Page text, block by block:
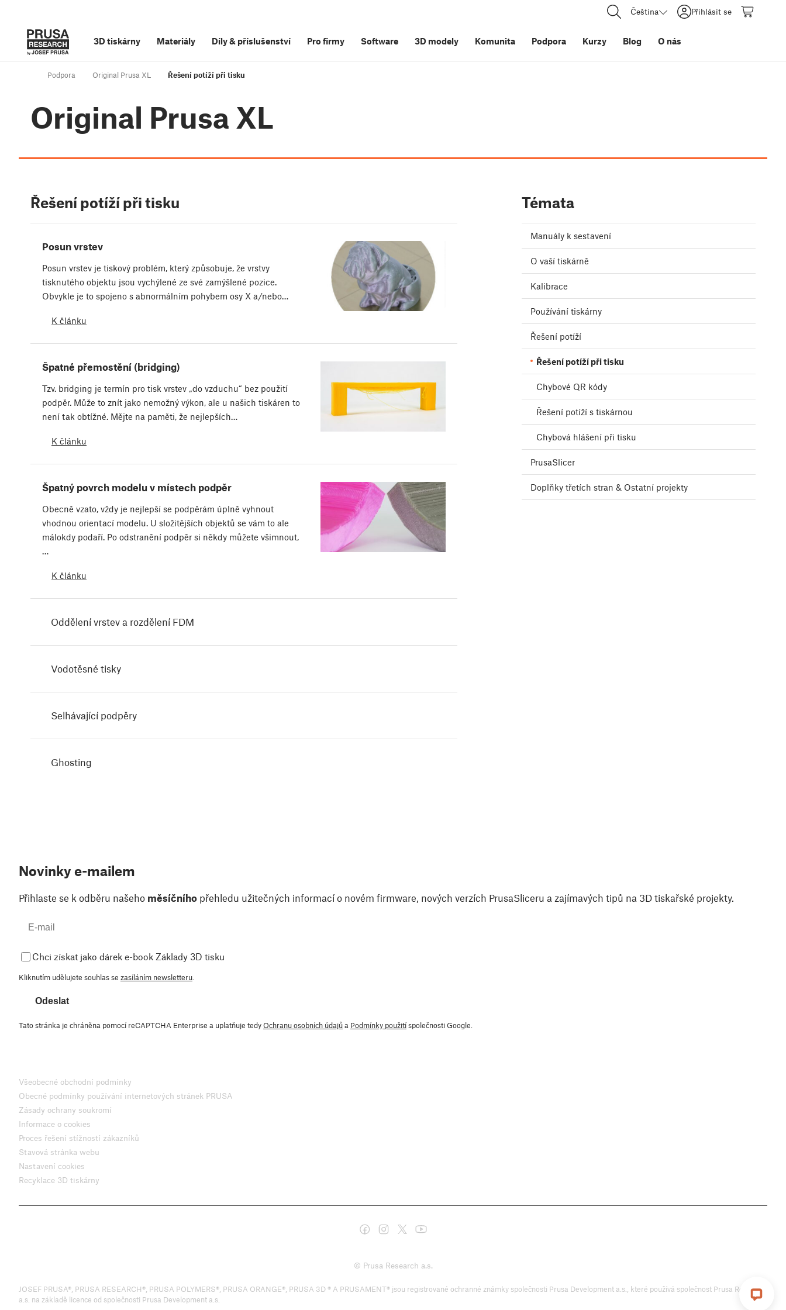
Čeština Přihlásit se
3D tiskárny Materiály Díly& příslušenství Pro firmy Software 3D modely Komunita Podpora Kurzy Blog O nás
Podpora Original Prusa XL Řešení potíží při tisku
Original Prusa XL
Řešení potíží při tisku
Posun vrstev
Posun vrstev je tiskový problém, který způsobuje, že vrstvy
tisknutého objektu jsou vychýlené ze své zamýšlené pozice.
Obvykle je to spojeno s abnormálním pohybem osy X a/nebo…
K článku
Špatné přemostění (bridging)
Tzv. bridging je termín pro tisk vrstev „do vzduchu“ bez použití
podpěr. Může to znít jako nemožný výkon, ale u našich tiskáren to
není tak obtížné. Mějte na paměti, že nejlepších…
K článku
Špatný povrch modelu v místech podpěr
Obecně vzato, vždy je nejlepší se podpěrám úplně vyhnout
vhodnou orientací modelu. U složitějších objektů se vám to ale
málokdy podaří. Po odstranění podpěr si někdy můžete všimnout,
…
K článku
Oddělení vrstev a rozdělení FDM
Vodotěsné tisky
Selhávající podpěry
Ghosting
Témata
Manuály k sestavení
O vaší tiskárně
Kalibrace
Používání tiskárny
Řešení potíží
Řešení potíží při tisku
Chybové QR kódy
Řešení potíží s tiskárnou
Chybová hlášení při tisku
PrusaSlicer
Doplňky třetích stran & Ostatní projekty
Novinky e-mailem
Přihlaste se k odběru našeho měsíčního přehledu užitečných informací o novém firmware, nových verzích PrusaSliceru a zajímavých tipů na 3D tiskařské projekty.
Chci získat jako dárek e-book Základy 3D tisku
Kliknutím udělujete souhlas se zasíláním newsletteru
Odeslat
Tato stránka je chráněna pomocí reCAPTCHA Enterprise a uplatňuje tedyOchranu osobních údajůa Podmínky použitíspolečnosti Google.
Všeobecné obchodní podmínky
Obecné podmínky používání internetových stránek PRUSA
Zásady ochrany soukromí
Informace o cookies
Proces řešení stížností zákazníků
Stavová stránka webu
Nastavení cookies
Recyklace 3D tiskárny
© Prusa Research a.s.
JOSEF PRUSA®, PRUSA RESEARCH®, PRUSA POLYMERS®, PRUSA ORANGE®, PRUSA 3D ® A PRUSAMENT® jsou registrované ochranné známky společnosti Prusa Development a.s., které používá společnost Prusa Research
a.s. na základě licence od společnosti Prusa Development a.s.